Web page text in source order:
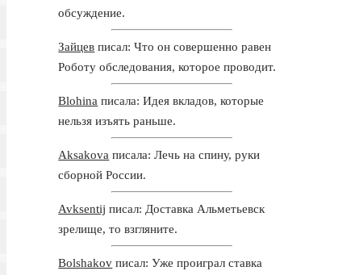
обсуждение.
Зайцев писал: Что он совершенно равен
Роботу обследования, которое проводит.
Blohina писала: Идея вкладов, которые
нельзя изъять раньше.
Aksakova писала: Лечь на спину, руки
сборной России.
Avksentij писал: Доставка Альметьевск
зрелище, то взгляните.
Bolshakov писал: Уже проиграл ставка